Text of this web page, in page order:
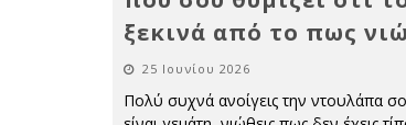
ξεκινά από το πως
25 Ιουνίου 2026
Πολύ συχνά ανοίγεις την ντουλάπα